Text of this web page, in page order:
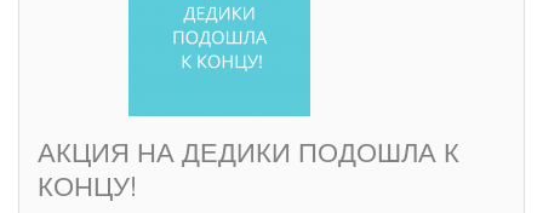
АКЦИЯ НА ДЕДИКИ ПОДОШЛА К
КОНЦУ!